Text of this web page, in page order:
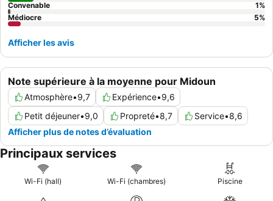
Note supérieure à la moyenne pour Midoun
Atmosphère•9,7 Expérience•9,6
Petit déjeuner•9,0 Propreté•8,7 Service•8,6
Afficher plus de notes d’évaluation
Convenable
1%
Médiocre
5%
Afficher les avis
Principaux services
Wi-Fi (hall) Wi-Fi (chambres) Piscine